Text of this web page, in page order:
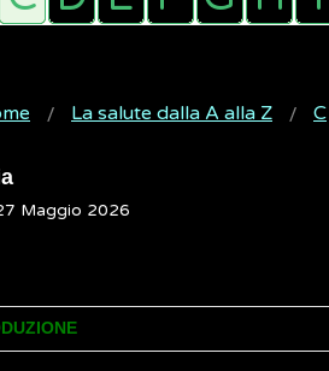
La salute dalla A alla Z C
Maggio 2026